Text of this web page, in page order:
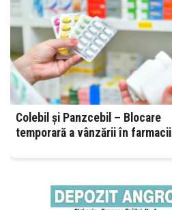
Colebil și Panzcebil – Blocare
temporară a vânzării în farmacii